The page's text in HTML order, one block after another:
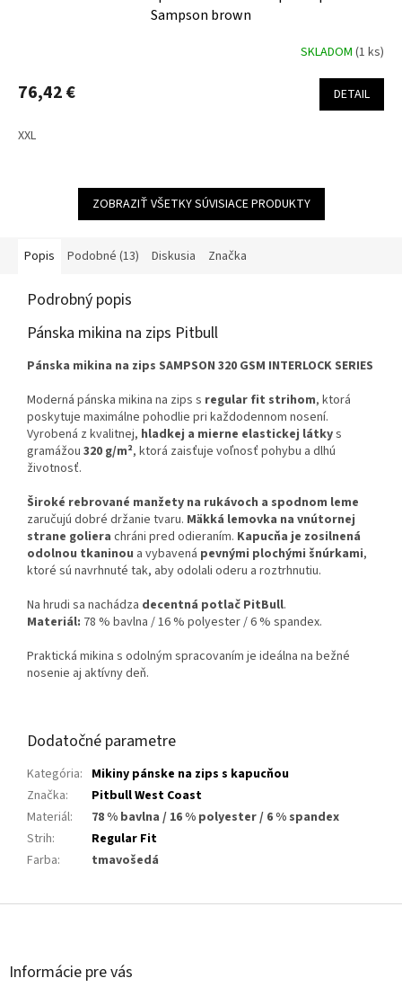
Sampson brown
SKLADOM (1 ks)
76,42 € DETAIL
XXL
ZOBRAZIŤ VŠETKY SÚVISIACE PRODUKTY
Popis Podobné (13) Diskusia Značka
Podrobný popis
Pánska mikina na zips Pitbull
Pánska mikina na zips SAMPSON 320 GSM INTERLOCK SERIES
Moderná pánska mikina na zips s regular fit strihom, ktorá
poskytuje maximálne pohodlie pri každodennom nosení.
Vyrobená z kvalitnej, hladkej a mierne elastickej látkys
gramážou 320 g/m², ktorá zaisťuje voľnosť pohybu a dlhú
životnosť.
Široké rebrované manžety na rukávoch a spodnom leme
zaručujú dobré držanie tvaru. Mäkká lemovka na vnútornej
strane goliera chráni pred odieraním. Kapucňa je zosilnená
odolnou tkaninou a vybavená pevnými plochými šnúrkami,
ktoré sú navrhnuté tak, aby odolali oderu a roztrhnutiu.
Na hrudi sa nachádza decentná potlač PitBull.
Materiál: 78 % bavlna / 16 % polyester / 6 % spandex.
Praktická mikina s odolným spracovaním je ideálna na bežné
nosenie aj aktívny deň.
Dodatočné parametre
Kategória: Mikiny pánske na zips s kapucňou
Značka:
Pitbull West Coast
Materiál:
78 % bavlna / 16 % polyester / 6 % spandex
Strih:
Regular Fit
Farba: tmavošedá
Z
Informácie pre vás